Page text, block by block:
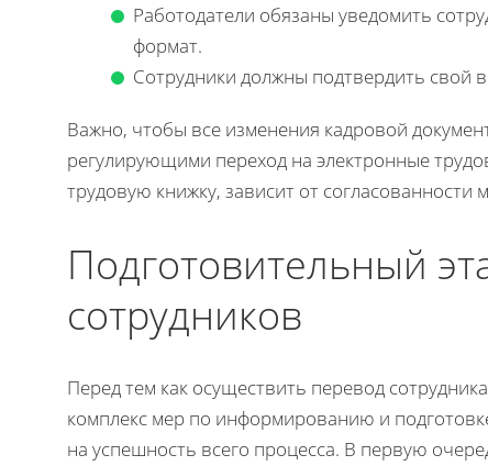
Работодатели обязаны уведомить
формат.
Сотрудники должны подтвердить свой
Важно, чтобы все изменения кадровой
регулирующими переход на электронные
трудовую книжку, зависит от
Подготовительный
сотрудников
Перед тем как осуществить перевод
комплекс мер по информированию и
на успешность всего процесса. В первую